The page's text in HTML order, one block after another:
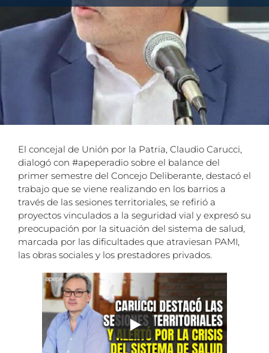
El concejal de Unión por la Patria, Claudio Carucci,
dialogó con #apeperadio sobre el balance del
primer semestre del Concejo Deliberante, destacó el
trabajo que se viene realizando en los barrios a
través de las sesiones territoriales, se refirió a
proyectos vinculados a la seguridad vial y expresó su
preocupación por la situación del sistema de salud,
marcada por las dificultades que atraviesan PAMI,
las obras sociales y los prestadores privados.